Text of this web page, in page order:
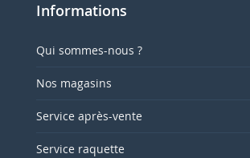
Informations
Qui sommes-nous ?
Nos magasins
Service après-vente
Service raquette